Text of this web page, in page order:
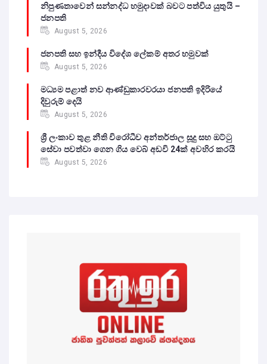
නිපුණතාවෙන් සන්නද්ධ හමුදාවක් බවට පත්විය යුතුයි –
ජනපති
August 5, 2026
ජනපති සහ ඉන්දීය විදේශ ලේකම් අතර හමුවක්
August 5, 2026
මධ්‍යම පළාත් නව ආණ්ඩුකාරවරයා ජනපති ඉදිරියේ
දිවුරුම් දෙයි
August 5, 2026
ශ්‍රී ලංකාව තුළ නීති විරෝධීව අන්තර්ජාල සූදු සහ ඔට්ටු
සේවා පවත්වා ගෙන ගිය වෙබ් අඩවි 24ක් අවහිර කරයි
August 5, 2026